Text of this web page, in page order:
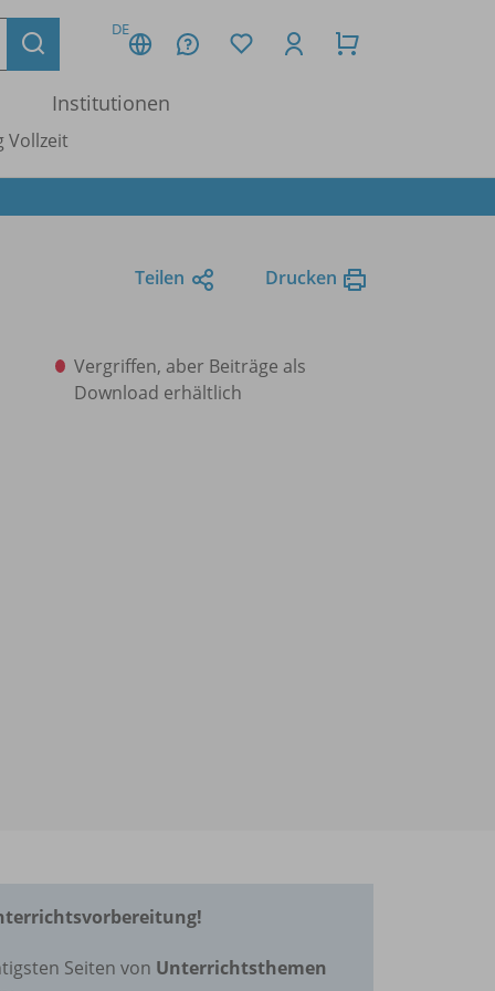
DE
Institutionen
Vollzeit
Teilen Drucken
Vergriffen, aber Beiträge als
Download erhältlich
Seiten von Unterrichtsthemen